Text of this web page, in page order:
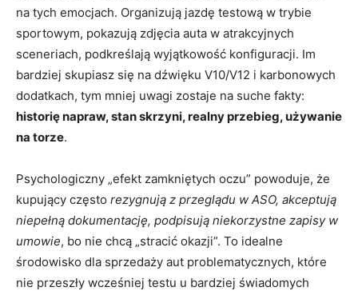
na tych emocjach. Organizują jazdę testową w trybie
sportowym, pokazują zdjęcia auta w atrakcyjnych
sceneriach, podkreślają wyjątkowość konfiguracji. Im
bardziej skupiasz się na dźwięku V10/V12 i karbonowych
dodatkach, tym mniej uwagi zostaje na suche fakty:
historię napraw, stan skrzyni, realny przebieg, używanie
na torze.
Psychologiczny „efekt zamkniętych oczu” powoduje, że
kupujący często rezygnują z przeglądu w ASO, akceptują
niepełną dokumentację, podpisują niekorzystne zapisy w
umowie, bo nie chcą „stracić okazji”. To idealne
środowisko dla sprzedaży aut problematycznych, które
nie przeszły wcześniej testu u bardziej świadomych